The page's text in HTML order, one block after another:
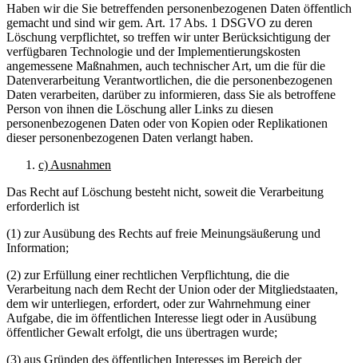
Haben wir die Sie betreffenden personenbezogenen Daten öffentlich
gemacht und sind wir gem. Art. 17 Abs. 1 DSGVO zu deren
Löschung verpflichtet, so treffen wir unter Berücksichtigung der
verfügbaren Technologie und der Implementierungskosten
angemessene Maßnahmen, auch technischer Art, um die für die
Datenverarbeitung Verantwortlichen, die die personenbezogenen
Daten verarbeiten, darüber zu informieren, dass Sie als betroffene
Person von ihnen die Löschung aller Links zu diesen
personenbezogenen Daten oder von Kopien oder Replikationen
dieser personenbezogenen Daten verlangt haben.
c) Ausnahmen
Das Recht auf Löschung besteht nicht, soweit die Verarbeitung
erforderlich ist
(1) zur Ausübung des Rechts auf freie Meinungsäußerung und
Information;
(2) zur Erfüllung einer rechtlichen Verpflichtung, die die
Verarbeitung nach dem Recht der Union oder der Mitgliedstaaten,
dem wir unterliegen, erfordert, oder zur Wahrnehmung einer
Aufgabe, die im öffentlichen Interesse liegt oder in Ausübung
öffentlicher Gewalt erfolgt, die uns übertragen wurde;
(3) aus Gründen des öffentlichen Interesses im Bereich der